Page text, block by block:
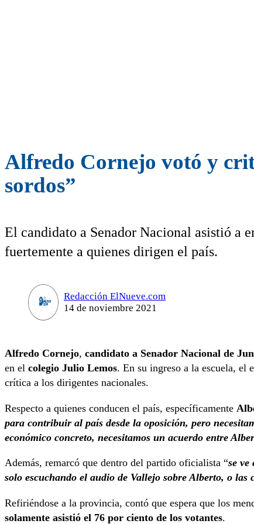
Alfredo Cornejo votó y
sordos”
El candidato a Senador Nacional asistió a
fuertemente a quienes dirigen el país.
Redacción ElNueve.com
14 de noviembre 2021
Alfredo Cornejo, candidato a Senador Nacional de
en el colegio Julio Lemos. En su ingreso a la escuela, el
crítica a los dirigentes nacionales.
Respecto a quienes conducen el país, específicamente
para contribuir al país desde la oposición, pero
económico concreto, necesitamos un acuerdo entre
Además, remarcó que dentro del partido oficialista “se ve
solo escuchando el audio de Vallejo sobre Alberto, o
Refiriéndose a la provincia, contó que espera que los
solamente asistió el 76 por ciento de los votantes.